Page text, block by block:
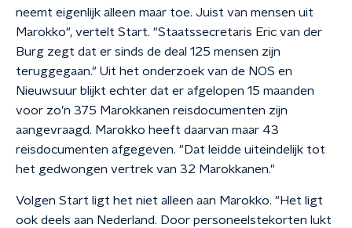
neemt eigenlijk alleen maar toe. Juist van mensen uit
Marokko", vertelt Start. "Staatssecretaris Eric van der
Burg zegt dat er sinds de deal 125 mensen zijn
teruggegaan." Uit het onderzoek van de NOS en
Nieuwsuur blijkt echter dat er afgelopen 15 maanden
voor zo’n 375 Marokkanen reisdocumenten zijn
aangevraagd. Marokko heeft daarvan maar 43
reisdocumenten afgegeven. "Dat leidde uiteindelijk tot
het gedwongen vertrek van 32 Marokkanen."
Volgen Start ligt het niet alleen aan Marokko. "Het ligt
ook deels aan Nederland. Door personeelstekorten lukt